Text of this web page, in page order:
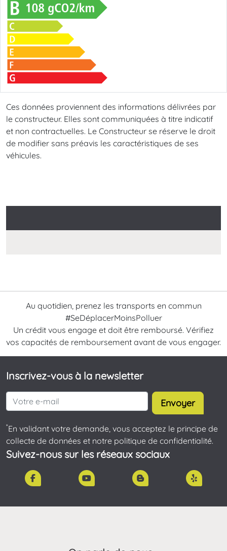
Ces données proviennent des informations délivrées par
le constructeur. Elles sont communiquées à titre indicatif
et non contractuelles. Le Constructeur se réserve le droit
de modifier sans préavis les caractéristiques de ses
véhicules.
Au quotidien, prenez les transports en commun
#SeDéplacerMoinsPolluer
Un crédit vous engage et doit être remboursé. Vérifiez
vos capacités de remboursement avant de vous engager.
Inscrivez-vous à la newsletter
Envoyer
*En validant votre demande, vous acceptez le principe de
collecte de données et notre politique de confidentialité.
Suivez-nous sur les réseaux sociaux